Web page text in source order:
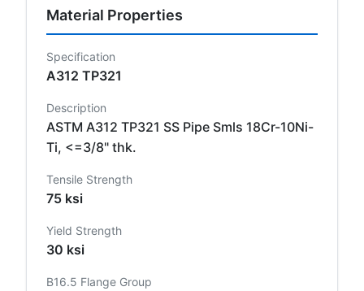
Material Properties
Specification
A312 TP321
Description
ASTM A312 TP321 SS Pipe Smls 18Cr-10Ni-
Ti, <=3/8" thk.
Tensile Strength
75 ksi
Yield Strength
30 ksi
B16.5 Flange Group